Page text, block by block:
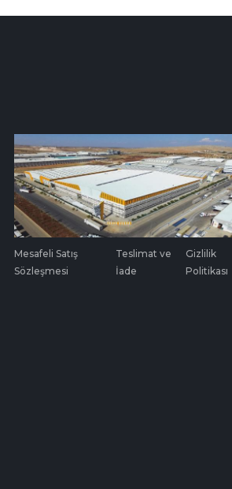
Mesafeli Satış
Sözleşmesi
Teslimat ve
İade
Gizlilik
Politikası